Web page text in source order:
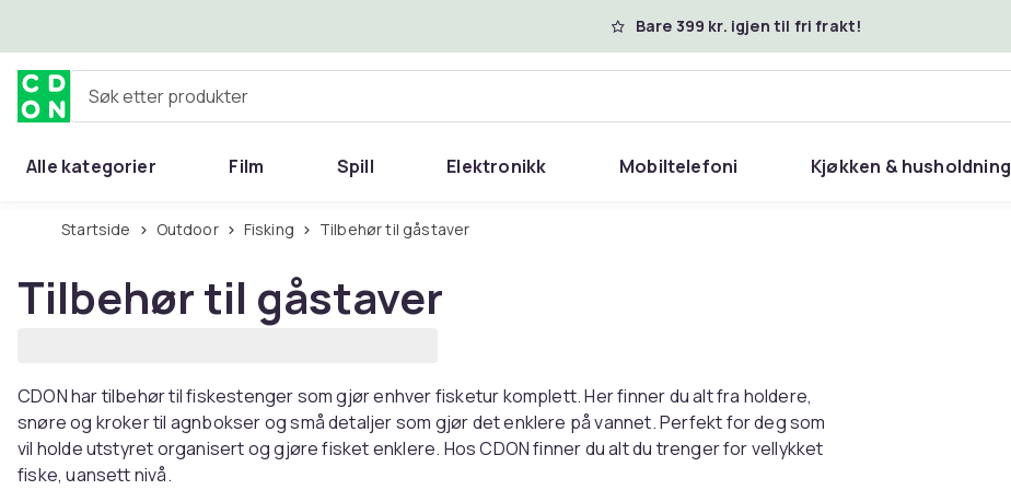
Bare 399 kr. igjen til fri frakt!
Søk etter produkter
Alle kategorier Film Spill Elektronikk Mobiltelefoni Kjøkken & husholdning
Startside Outdoor Fisking Tilbehør til gåstaver
Tilbehør til gåstaver
CDON har tilbehør til fiskestenger som gjør enhver fisketur komplett. Her finner du alt fra holdere,
snøre og kroker til agnbokser og små detaljer som gjør det enklere på vannet. Perfekt for deg som
vil holde utstyret organisert og gjøre fisket enklere. Hos CDON finner du alt du trenger for vellykket
fiske, uansett nivå.